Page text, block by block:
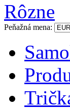
Rôzne
Peňažná mena: